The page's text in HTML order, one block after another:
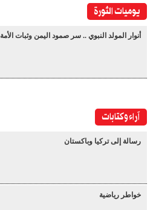
يوميات الثورة
أنوار المولد النبوي .. سر صمود اليمن وثبات الأمة
آراء وكتابات
رسالة إلى تركيا وباكستان
خواطر رياضية